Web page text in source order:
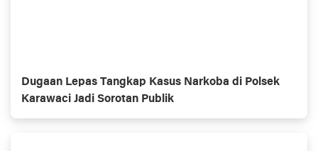
Dugaan Lepas Tangkap Kasus Narkoba di Polsek
Karawaci Jadi Sorotan Publik